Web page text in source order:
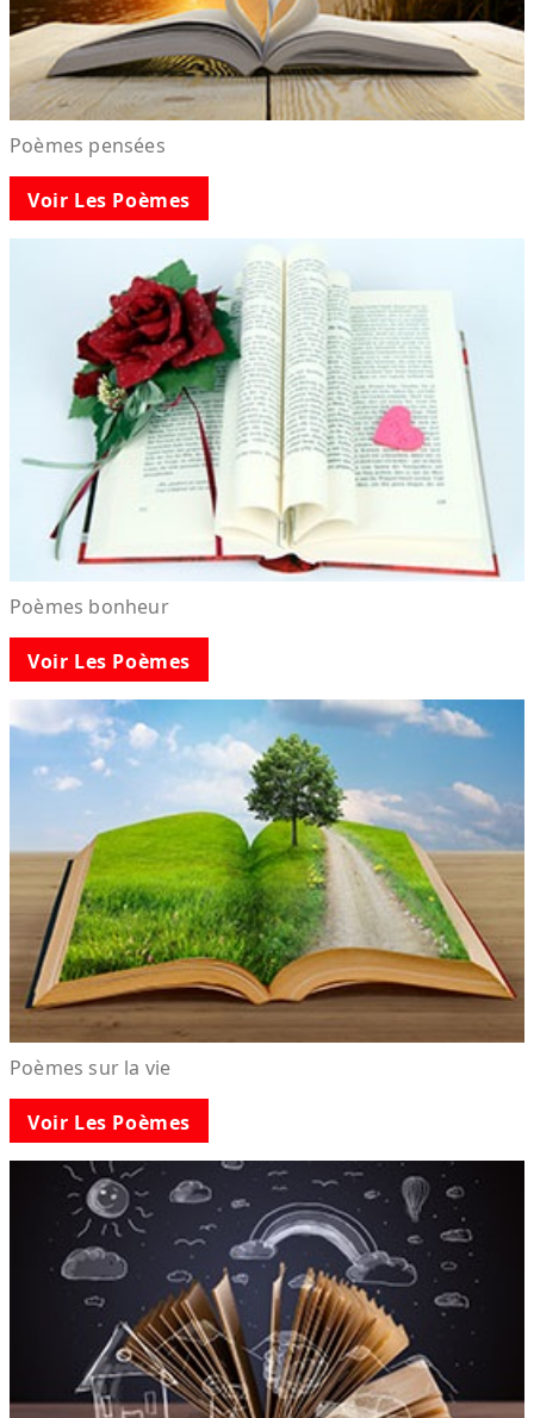
Poèmes pensées
Voir Les Poèmes
Poèmes bonheur
Voir Les Poèmes
Poèmes sur la vie
Voir Les Poèmes